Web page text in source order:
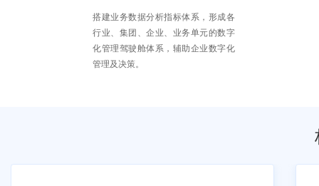
搭建业务数据分析指标体系，形成各
行业、集团、企业、业务单元的数字
化管理驾驶舱体系，辅助企业数字化
管理及决策。